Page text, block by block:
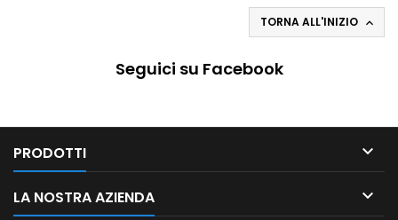
TORNA ALL'INIZIO 
Seguici su Facebook
PRODOTTI 
LA NOSTRA AZIENDA 